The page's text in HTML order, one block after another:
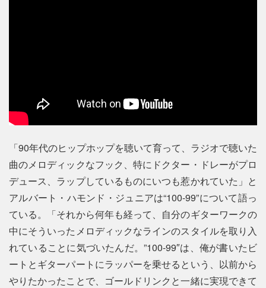
「90年代のヒップホップを聴いて育って、ラジオで聴いた
曲のメロディックなフック、特にドクター・ドレーがプロ
デュース、ラップしているものにいつも惹かれていた」と
アルバート・ハモンド・ジュニアは“100-99”について語っ
ている。「それから何年も経って、自分のギターワークの
中にそういったメロディックなラインのスタイルを取り入
れていることに気づいたんだ。”100-99″は、俺が書いたビ
ートとギターパートにラッパーを乗せるという、以前から
やりたかったことで、ゴールドリンクと一緒に実現できて